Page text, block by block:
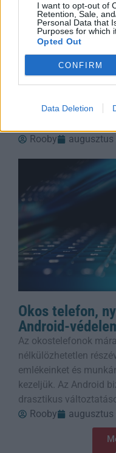
I want to opt-out of
Retention, Sale,
Personal Data that
Purposes for which
Opted Out
CONFIRM
Data Deletion
A Parazita
Éttermek
fertőzés több száz
Rooby
augusztus
Okos telefon,
Android-
Az okostelefonok
nélkülözhetetlen
emlékeinket és
kezeljük. Az Android
drasztikus
Rooby
augusztus